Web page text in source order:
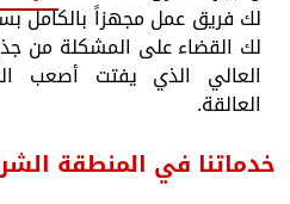
لك فريق عمل مجهزاً بالكامل
لك القضاء على المشكلة من
العالي الذي يفتت أصعب
العالقة.
خدماتنا في المنطقة